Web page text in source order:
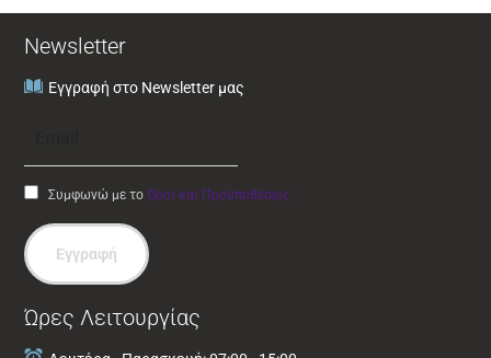
Newsletter
Εγγραφή στο Newsletter μας
Συμφωνώ με τοΌροι και Προϋποθέσεις
Εγγραφή
Ώρες Λειτουργίας